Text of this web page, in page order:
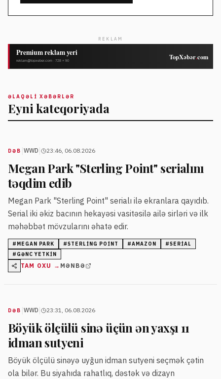
REKLAM
ƏLAQƏLI XƏBƏRLƏR
Eyni kateqoriyada
DƏB WWD 23:46, 06.08.2026
Megan Park "Sterling Point" serialını
təqdim edib
Megan Park "Sterling Point" serialı ilə ekranlara qayıdıb.
Serial iki əkiz bacının hekayəsi vasitəsilə ailə sirləri və ilk
məhəbbət mövzularını əhatə edir.
# MEGAN PARK #STERLING POINT #AMAZON #SERIAL
# GƏNC YETKIN
TAM OXU → MƏNBƏ
DƏB WWD 23:31, 06.08.2026
Böyük ölçülü sinə üçün ən yaxşı 11
idman sutyeni
Böyük ölçülü sinəyə uyğun idman sutyeni seçmək çətin
ola bilər. Bu siyahıda rahatlıq, dəstək və dizayn